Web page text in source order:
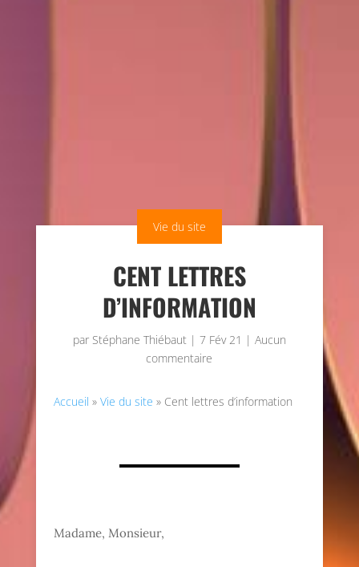
Vie du site
CENT LETTRES
D’INFORMATION
par Stéphane Thiébaut| 7 Fév 21 | Aucun
commentaire
Accueil »Vie du site » Cent lettres d’information
Madame, Monsieur,